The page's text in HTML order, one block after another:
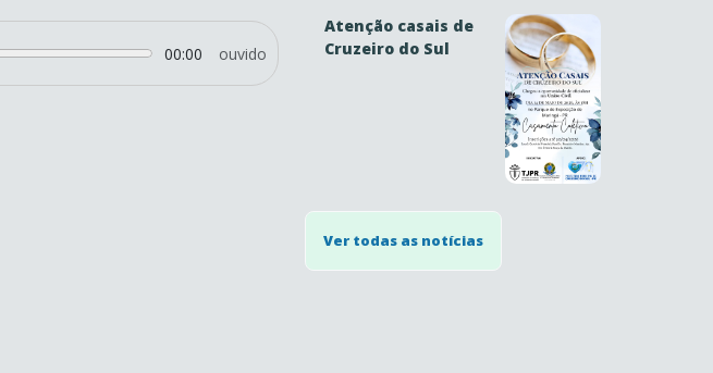
00:00 ouvido
Atenção casais de
Cruzeiro do Sul
Ver todas as notícias